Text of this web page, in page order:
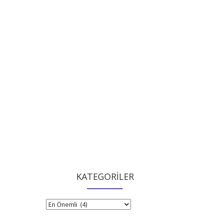
KATEGORİLER
KATEGORİLER